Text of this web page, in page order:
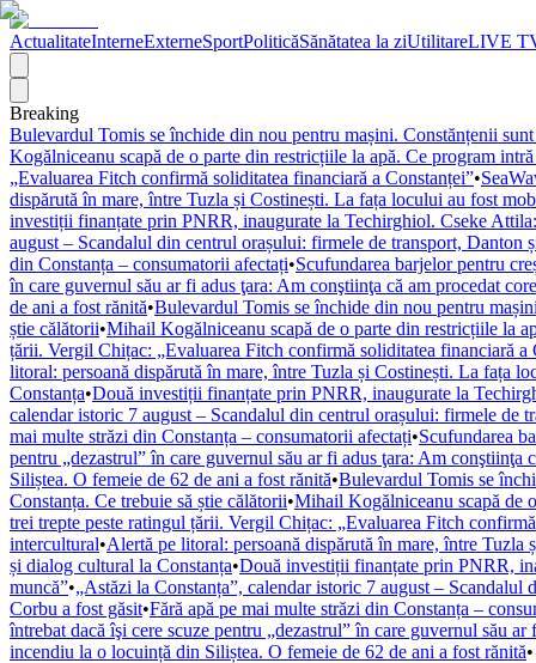
ActualitateInterneExterneSportPoliticăSănătatea la ziUtilitareLIVE
Breaking
Bulevardul Tomis se închide din nou pentru mașini. Constănțenii
Kogălniceanu scapă de o parte din restricțiile la apă. Ce program
„Evaluarea Fitch confirmă soliditatea financiară a Constanței”•
dispărută în mare, între Tuzla și Costinești. La fața locului au fost
investiții finanțate prin PNRR, inaugurate la Techirghiol. Cseke
august – Scandalul din centrul orașului: firmele de transport, Danton
din Constanța – consumatorii afectați•Scufundarea barjelor pentru
în care guvernul său ar fi adus ţara: Am conştiinţa că am procedat
de ani a fost rănită•Bulevardul Tomis se închide din nou pentru
știe călătorii•Mihail Kogălniceanu scapă de o parte din restricțiile la
țării. Vergil Chițac: „Evaluarea Fitch confirmă soliditatea financiară a
litoral: persoană dispărută în mare, între Tuzla și Costinești. La fața
Constanța•Două investiții finanțate prin PNRR, inaugurate la
calendar istoric 7 august – Scandalul din centrul orașului: firmele de
mai multe străzi din Constanța – consumatorii afectați•Scufundarea
pentru „dezastrul” în care guvernul său ar fi adus ţara: Am conştiinţa
Siliștea. O femeie de 62 de ani a fost rănită•Bulevardul Tomis se
Constanța. Ce trebuie să știe călătorii•Mihail Kogălniceanu scapă de
trei trepte peste ratingul țării. Vergil Chițac: „Evaluarea Fitch
intercultural•Alertă pe litoral: persoană dispărută în mare, între
și dialog cultural la Constanța•Două investiții finanțate prin PNRR,
muncă”•„Astăzi la Constanța”, calendar istoric 7 august –
Corbu a fost găsit•Fără apă pe mai multe străzi din Constanța –
întrebat dacă îşi cere scuze pentru „dezastrul” în care guvernul său
incendiu la o locuință din Siliștea. O femeie de 62 de ani a fost rănită•